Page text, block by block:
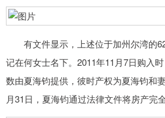
有文件显示，上述位于加州尔湾的
记在何女士名下。2011年11月7日购入
数由夏海钧提供，彼时产权为夏海钧和
月31日，夏海钧通过法律文件将房产完